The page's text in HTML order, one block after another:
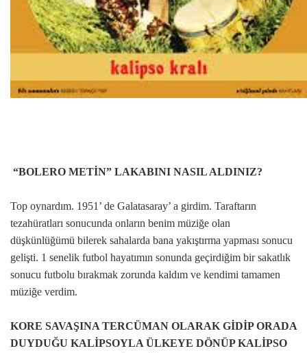
“BOLERO METİN” LAKABINI NASIL ALDINIZ?
Top oynardım. 1951’ de Galatasaray’ a girdim. Taraftarın
tezahüratları sonucunda onların benim müziğe olan
düşkünlüğümü bilerek sahalarda bana yakıştırma yapması sonucu
gelişti. 1 senelik futbol hayatımın sonunda geçirdiğim bir sakatlık
sonucu futbolu bırakmak zorunda kaldım ve kendimi tamamen
müziğe verdim.
KORE SAVAŞINA TERCÜMAN OLARAK GİDİP ORADA
DUYDUĞU KALİPSOYLA ÜLKEYE DÖNÜP KALİPSO